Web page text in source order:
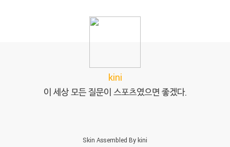
kini
이 세상 모든 질문이 스포츠였으면 좋겠다.
Skin Assembled Bykini